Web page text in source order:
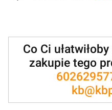
Co Ci
zakupie tego